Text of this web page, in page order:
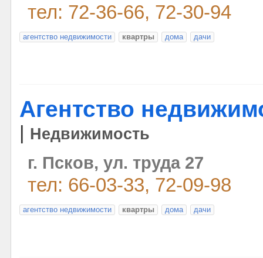
тел: 72-36-66, 72-30-94
агентство недвижимости квартры дома дачи
Агентство
Недвижимость
г. Псков, ул. труда 27
тел: 66-03-33, 72-09-98
агентство недвижимости квартры дома дачи